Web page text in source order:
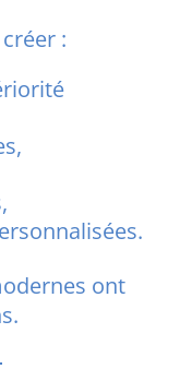
:
ont